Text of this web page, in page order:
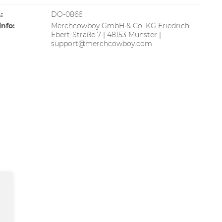
AUSVERKAUFT
DO-0866
Merchcowboy GmbH & Co. KG Friedrich-
Ebert-Straße 7 | 48153 Münster |
support@merchcowboy.com